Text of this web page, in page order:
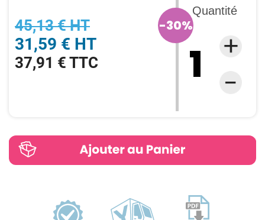
45,13 € HT
31,59 € HT
37,91 € TTC
-30%
Quantité